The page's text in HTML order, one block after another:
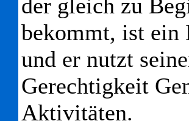
der gleich zu
bekommt, ist ein
und er nutzt
Gerechtigkeit
Aktivitäten.